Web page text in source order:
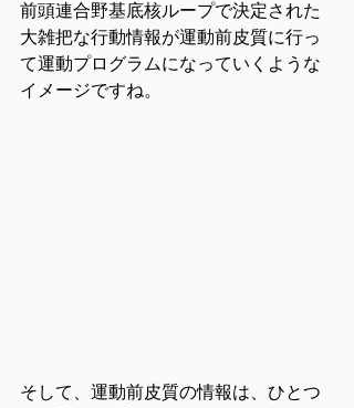
前頭連合野基底核ループで決定された
大雑把な行動情報が運動前皮質に行っ
て運動プログラムになっていくような
イメージですね。
そして、運動前皮質の情報は、ひとつ